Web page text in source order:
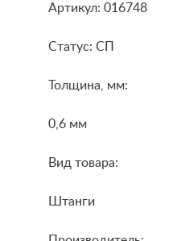
Артикул: 016748
Статус: СП
Толщина, мм:
0,6 мм
Вид товара:
Штанги